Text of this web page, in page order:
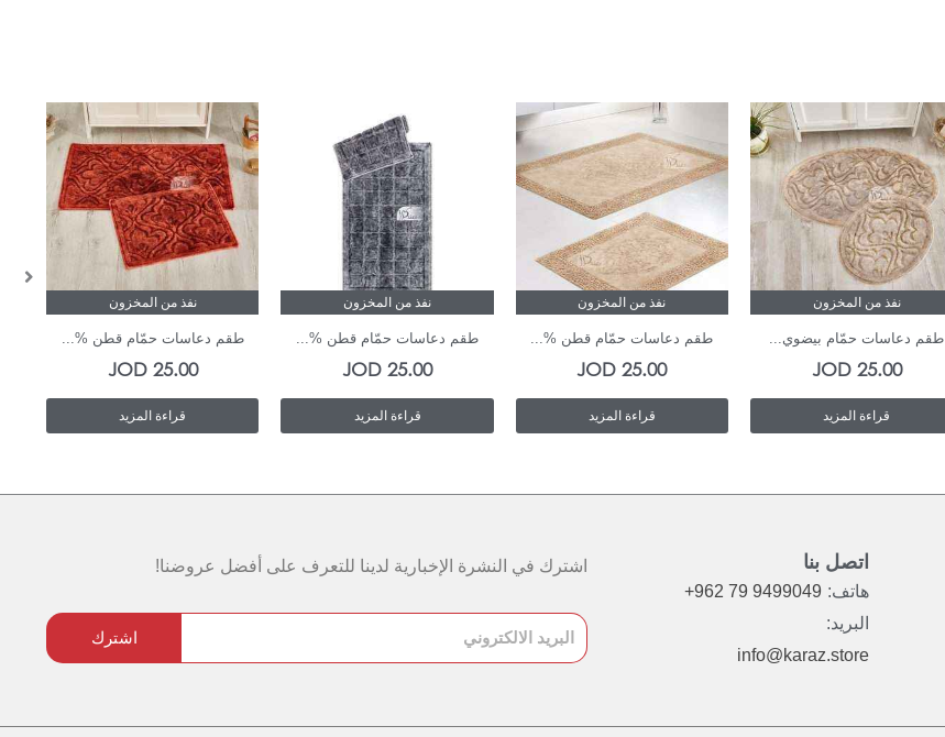
نفذ من المخزون
طقم دعاسات حمّام بيضوي...
25.00
JOD
قراءة المزيد
نفذ من المخزون
طقم دعاسات حمّام قطن %...
25.00
JOD
قراءة المزيد
نفذ من المخزون
طقم دعاسات حمّام قطن %...
25.00
JOD
قراءة المزيد
نفذ من المخزون
طقم دعاسات حمّام قطن %...
25.00
JOD
قراءة المزيد
اتصل بنا
هاتف: +962 79 9499049
البريد:
info@karaz.store
اشترك في النشرة الإخبارية لدينا للتعرف على أفضل عروضنا!
اشترك